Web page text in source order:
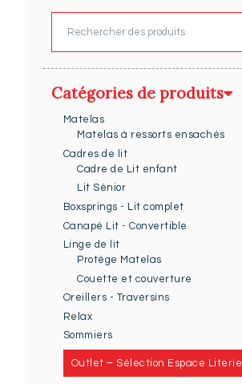
Catégories de produits
Matelas
Matelas à ressorts ensachés
Cadres de lit
Cadre de Lit enfant
Lit Sénior
Boxsprings - Lit complet
Canapé Lit - Convertible
Linge de lit
Protège Matelas
Couette et couverture
Oreillers - Traversins
Relax
Sommiers
Outlet – Sélection Espace Literie